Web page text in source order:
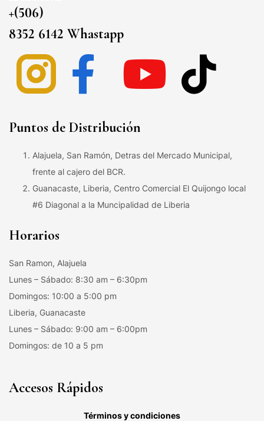
+(506)
8352 6142 Whastapp
Puntos de Distribución
Alajuela, San Ramón, Detras del Mercado Municipal,
frente al cajero del BCR.
Guanacaste, Liberia, Centro Comercial El Quijongo local
#6 Diagonal a la Muncipalidad de Liberia
Horarios
San Ramon, Alajuela
Lunes – Sábado: 8:30 am – 6:30pm
Domingos: 10:00 a 5:00 pm
Liberia, Guanacaste
Lunes – Sábado: 9:00 am – 6:00pm
Domingos: de 10 a 5 pm
Accesos Rápidos
Términos y condiciones